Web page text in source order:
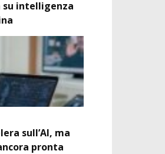
su intelligenza
sull’AI, ma
pronta